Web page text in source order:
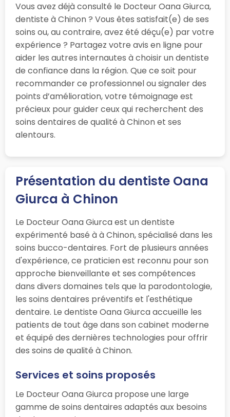
Vous avez déjà consulté le Docteur Oana Giurca,
dentiste à Chinon ? Vous êtes satisfait(e) de ses
soins ou, au contraire, avez été déçu(e) par votre
expérience ? Partagez votre avis en ligne pour
aider les autres internautes à choisir un dentiste
de confiance dans la région. Que ce soit pour
recommander ce professionnel ou signaler des
points d’amélioration, votre témoignage est
précieux pour guider ceux qui recherchent des
soins dentaires de qualité à Chinon et ses
alentours.
Présentation du dentiste Oana
Giurca à Chinon
Le Docteur Oana Giurca est un dentiste
expérimenté basé à à Chinon, spécialisé dans les
soins bucco-dentaires. Fort de plusieurs années
d'expérience, ce praticien est reconnu pour son
approche bienveillante et ses compétences
dans divers domaines tels que la parodontologie,
les soins dentaires préventifs et l'esthétique
dentaire. Le dentiste Oana Giurca accueille les
patients de tout âge dans son cabinet moderne
et équipé des dernières technologies pour offrir
des soins de qualité à Chinon.
Services et soins proposés
Le Docteur Oana Giurca propose une large
gamme de soins dentaires adaptés aux besoins